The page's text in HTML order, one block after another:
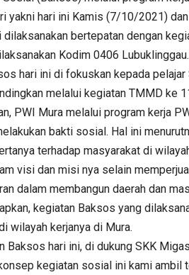
yakni hari ini Kamis (7/10/2021)
dilaksanakan bertepatan dengan
Kodim 0406 Lubuklinggau.
hari ini di fokuskan kepada
melalui kegiatan TMMD ke
PWI Mura melalui program kerja
bakti sosial. Hal ini
terhadap masyarakat di
visi dan misi nya selain
dalam membangun daerah dan
kegiatan Baksos yang
wilayah kerjanya di Mura.
Baksos hari ini, di dukung SKK
kegiatan sosial ini kami ambil
Barokah
Admin Jul 17, 2026 0 0